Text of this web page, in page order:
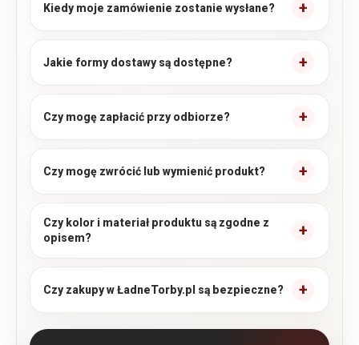
Kiedy moje zamówienie zostanie wysłane?
Jakie formy dostawy są dostępne?
Czy mogę zapłacić przy odbiorze?
Czy mogę zwrócić lub wymienić produkt?
Czy kolor i materiał produktu są zgodne z
opisem?
Czy zakupy w ŁadneTorby.pl są bezpieczne?